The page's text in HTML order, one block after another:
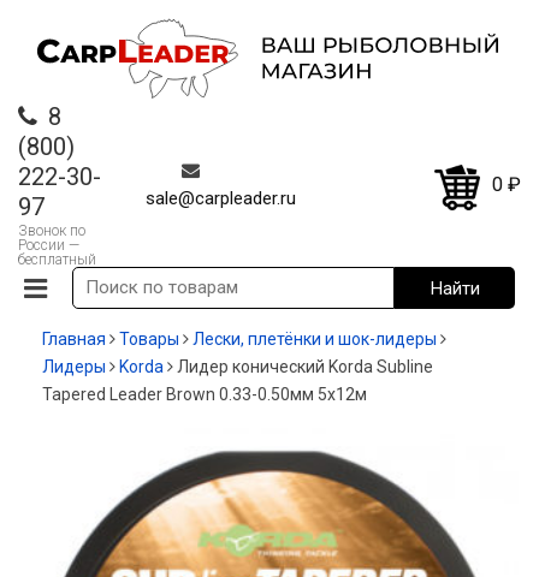
8
(800)
222-30-
97
Звонок по
России —
бесплатный
sale@carpleader.ru
0 ₽
Главная Товары
Лески, плетёнки и шок-лидеры
Лидеры
Korda
Лидер конический Korda Subline
Tapered Leader Brown 0.33-0.50мм 5x12м